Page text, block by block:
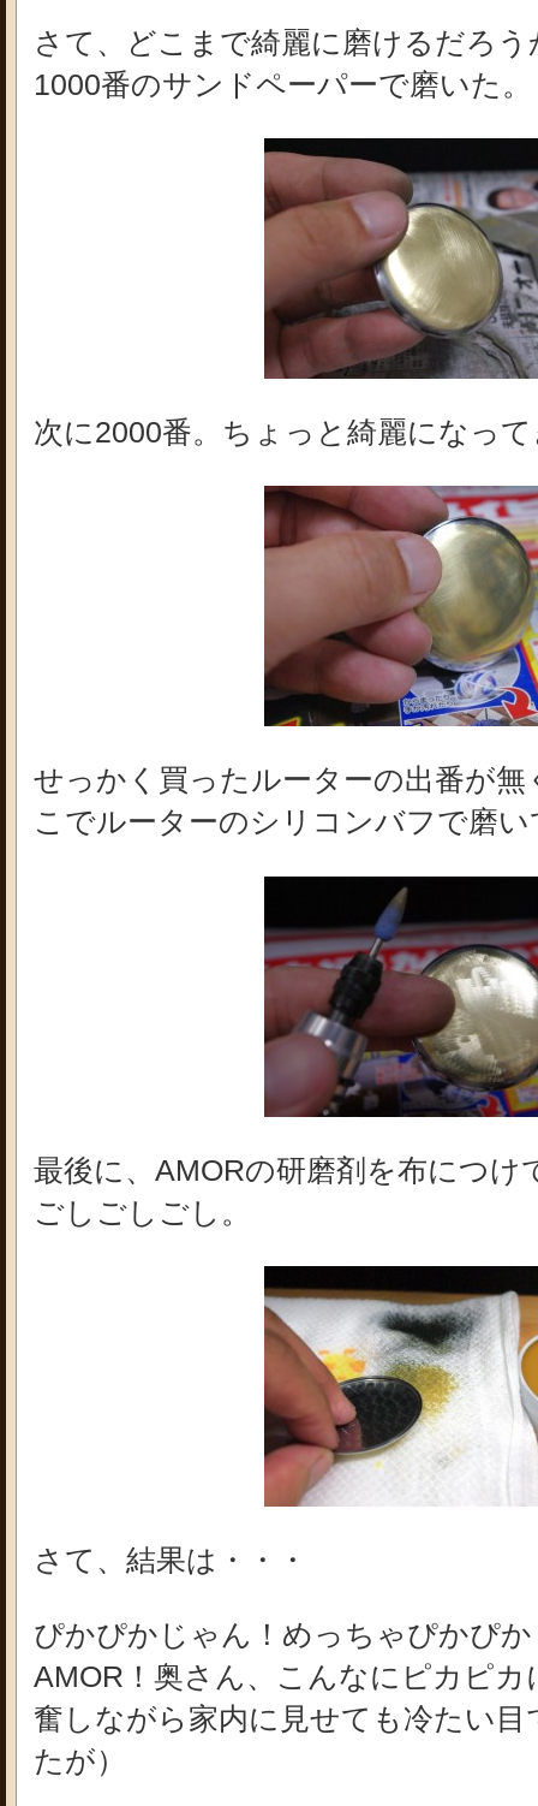
さて、どこまで綺麗に磨けるだろ
1000番のサンドペーパーで磨いた。
次に2000番。ちょっと綺麗になっ
せっかく買ったルーターの出番が
こでルーターのシリコンバフで磨
最後に、AMORの研磨剤を布につけ
ごしごしごし。
さて、結果は・・・
ぴかぴかじゃん！めっちゃぴかぴ
AMOR！奥さん、こんなにピカピ
奮しながら家内に見せても冷たい
たが）